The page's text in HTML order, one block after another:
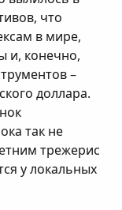
что
в мире,
и, конечно,
–
доллара.
так не
трежерис
у локальных